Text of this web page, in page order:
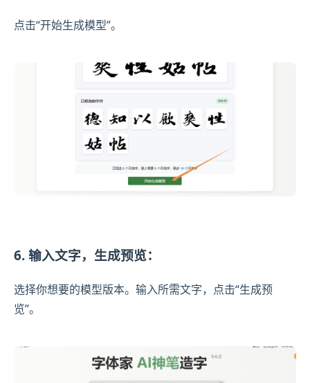
点击“开始生成模型”。
6. 输入文字，生成预览：
选择你想要的模型版本。输入所需文字，点击“生成预
览”。